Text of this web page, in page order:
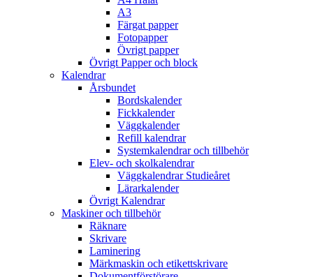
A3
Färgat papper
Fotopapper
Övrigt papper
Övrigt Papper och block
Kalendrar
Årsbundet
Bordskalender
Fickkalender
Väggkalender
Refill kalendrar
Systemkalendrar och tillbehör
Elev- och skolkalendrar
Väggkalendrar Studieåret
Lärarkalender
Övrigt Kalendrar
Maskiner och tillbehör
Räknare
Skrivare
Laminering
Märkmaskin och etikettskrivare